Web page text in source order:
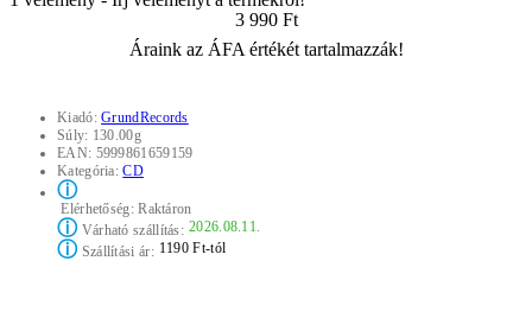
3 990 Ft
Áraink az ÁFA értékét tartalmazzák!
Kiadó:GrundRecords
Súly: 130.00g
EAN: 5999861659159
Kategória:CD
ⓘ
Elérhetőség:Raktáron
ⓘVárható szállítás: 2026.08.11.
ⓘSzállítási ár: 1190 Ft-tól